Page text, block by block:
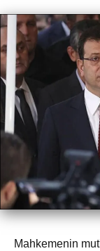
Mahkemenin